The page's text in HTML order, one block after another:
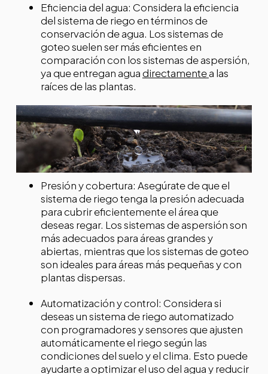
Eficiencia del agua: Considera la eficiencia
del sistema de riego en términos de
conservación de agua. Los sistemas de
goteo suelen ser más eficientes en
comparación con los sistemas de aspersión,
ya que entregan aguadirectamentea las
raíces de las plantas.
Presión y cobertura: Asegúrate de que el
sistema de riego tenga la presión adecuada
para cubrir eficientemente el área que
deseas regar. Los sistemas de aspersión son
más adecuados para áreas grandes y
abiertas, mientras que los sistemas de goteo
son ideales para áreas más pequeñas y con
plantas dispersas.
Automatización y control: Considera si
deseas un sistema de riego automatizado
con programadores y sensores que ajusten
automáticamente el riego según las
condiciones del suelo y el clima. Esto puede
ayudarte a optimizar el uso del agua y reducir